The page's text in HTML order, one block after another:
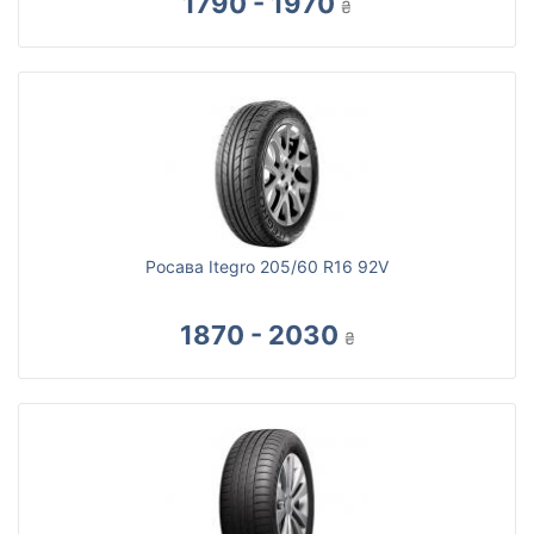
₴
Росава Itegro 205/60 R16 92V
1870 - 2030 ₴